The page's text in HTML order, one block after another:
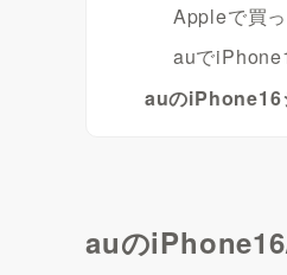
Appleで買
auで
auのiPhone16
auの